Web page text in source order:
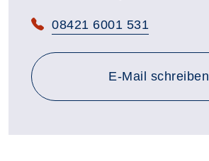
Telefon:
08421 6001 531
E-Mail schreiben